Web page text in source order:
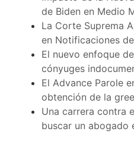
de Biden en Medio
La Corte Suprema
en Notificaciones
El nuevo enfoque
cónyuges
El Advance Parole
obtención de la
Una carrera contra
buscar un abogado